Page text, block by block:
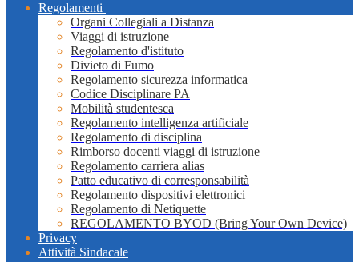
Regolamenti
Organi Collegiali a Distanza
Viaggi di istruzione
Regolamento d'istituto
Divieto di Fumo
Regolamento sicurezza informatica
Codice Disciplinare PA
Mobilità studentesca
Regolamento intelligenza artificiale
Regolamento di disciplina
Rimborso docenti viaggi di istruzione
Regolamento carriera alias
Patto educativo di corresponsabilità
Regolamento dispositivi elettronici
Regolamento di Netiquette
REGOLAMENTO BYOD (Bring Your Own Device)
Privacy
Attività Sindacale